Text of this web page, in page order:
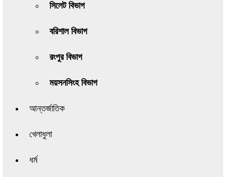
সিলেট বিভাগ
বরিশাল বিভাগ
রংপুর বিভাগ
ময়সনসিংহ বিভাগ
আন্তর্জাতিক
খেলাধুলা
ধর্ম